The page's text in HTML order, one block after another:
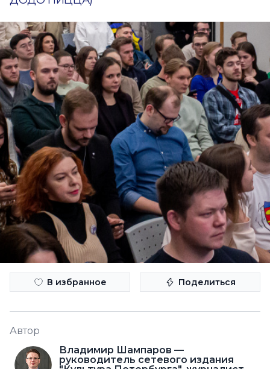
В избранное Поделиться
Автор
Владимир Шампаров —
руководитель сетевого издания